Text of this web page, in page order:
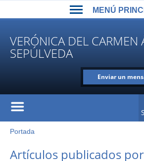
VERÓNICA DEL CARMEN
SEPÚLVEDA
Enviar un
Usted
está
Portada
to
Artículos publicados
MENÚ
MENÚ
PRINCIPAL